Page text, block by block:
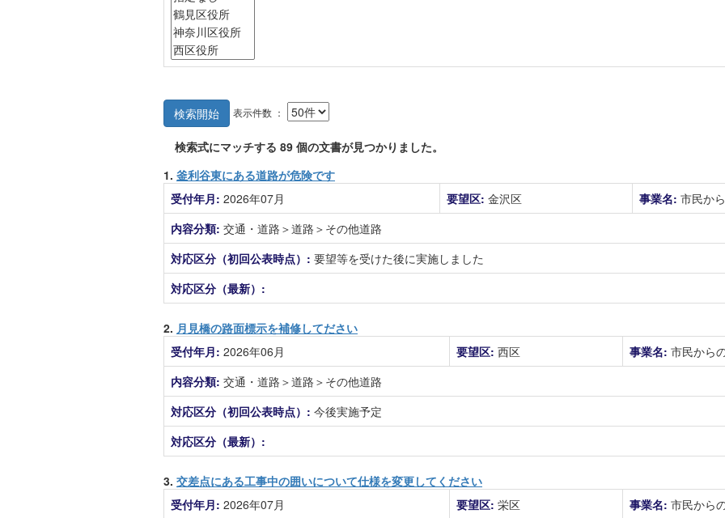
検索開始 表示件数 ：
検索式にマッチする 89 個の文書が見つかりました。
1. 釜利谷東にある道路が危険です
受付年月: 2026年07月 要望区: 金沢区 事業名: 市民か
内容分類: 交通・道路＞道路＞その他道路
対応区分（初回公表時点）: 要望等を受けた後に実施しました
対応区分（最新）:
2. 月見橋の路面標示を補修してださい
受付年月: 2026年06月 要望区: 西区 事業名: 市民から
内容分類: 交通・道路＞道路＞その他道路
対応区分（初回公表時点）: 今後実施予定
対応区分（最新）:
3. 交差点にある工事中の囲いについて仕様を変更してください
受付年月: 2026年07月 要望区: 栄区 事業名: 市民から